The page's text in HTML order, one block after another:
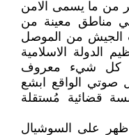
من ما يسمى الامن
مناطق معينة من
الجيش من الموصل
الدولة الاسلامية
كل شيء معروف
الواقع ابشع
قضائية مُستقلة
تبدا الحكاية مطلع عام 2020 ظهر على السوشيال